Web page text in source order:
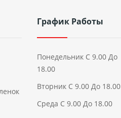
График Работы
Понедельник С 9.00 До
18.00
Вторник С 9.00 До 18.00
Среда С 9.00 До 18.00